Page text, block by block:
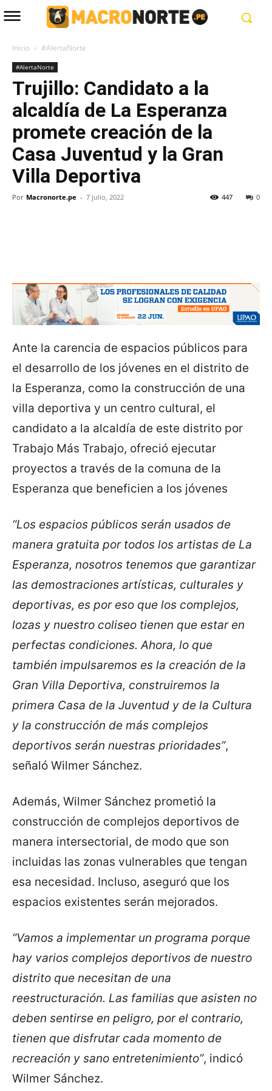
Inicio #AlertaNorte
#AlertaNorte
Trujillo: Candidato a la
alcaldía de La Esperanza
promete creación de la
Casa Juventud y la Gran
Villa Deportiva
Por Macronorte.pe - 7 julio, 2022 0
447
Ante la carencia de espacios públicos para
el desarrollo de los jóvenes en el distrito de
la Esperanza, como la construcción de una
villa deportiva y un centro cultural, el
candidato a la alcaldía de este distrito por
Trabajo Más Trabajo, ofreció ejecutar
proyectos a través de la comuna de la
Esperanza que beneficien a los jóvenes
“Los espacios públicos serán usados de
manera gratuita por todos los artistas de La
Esperanza, nosotros tenemos que garantizar
las demostraciones artísticas, culturales y
deportivas, es por eso que los complejos,
lozas y nuestro coliseo tienen que estar en
perfectas condiciones. Ahora, lo que
también impulsaremos es la creación de la
Gran Villa Deportiva, construiremos la
primera Casa de la Juventud y de la Cultura
y la construcción de más complejos
deportivos serán nuestras prioridades”,
señaló Wilmer Sánchez.
Además, Wilmer Sánchez prometió la
construcción de complejos deportivos de
manera intersectorial, de modo que son
incluidas las zonas vulnerables que tengan
esa necesidad. Incluso, aseguró que los
espacios existentes serán mejorados.
“Vamos a implementar un programa porque
hay varios complejos deportivos de nuestro
distrito que necesitan de una
reestructuración. Las familias que asisten no
deben sentirse en peligro, por el contrario,
tienen que disfrutar cada momento de
recreación y sano entretenimiento”, indicó
Wilmer Sánchez.